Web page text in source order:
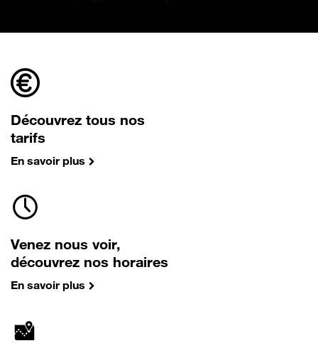
Découvrez tous nos
tarifs
En savoir plus
Venez nous voir,
découvrez nos horaires
En savoir plus